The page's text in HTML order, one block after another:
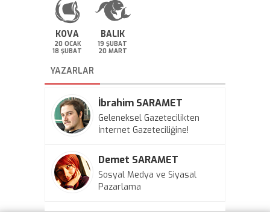
KOVA
20 OCAK
18 ŞUBAT
BALIK
19 ŞUBAT
20 MART
YAZARLAR
İbrahim SARAMET
Geleneksel Gazetecilikten
İnternet Gazeteciliğine!
Demet SARAMET
Sosyal Medya ve Siyasal
Pazarlama